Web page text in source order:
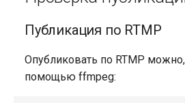
Публикация по RTMP
Опубликовать по RTMP
помощью ffmpeg: